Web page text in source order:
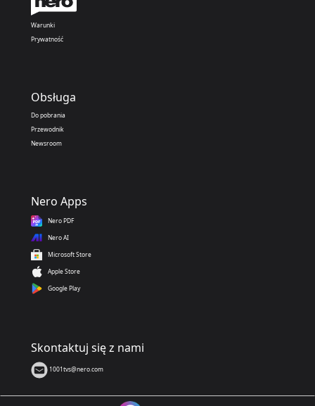
Warunki
Prywatność
Obsługa
Do pobrania
Przewodnik
Newsroom
Nero Apps
Nero PDF
Nero AI
Microsoft Store
Apple Store
Google Play
Skontaktuj się z nami
1001tvs@nero.com